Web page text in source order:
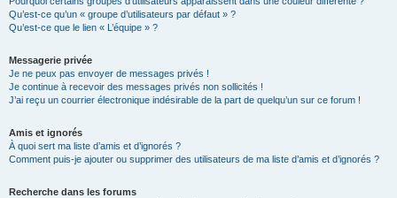
Qu’est-ce qu’un « groupe d’utilisateurs par défaut » ?
Qu’est-ce que le lien « L’équipe » ?
Messagerie privée
Je ne peux pas envoyer de messages privés !
Je continue à recevoir des messages privés non sollicités !
J’ai reçu un courrier électronique indésirable de la part de quelqu’un sur ce forum !
Amis et ignorés
À quoi sert ma liste d’amis et d’ignorés ?
Comment puis-je ajouter ou supprimer des utilisateurs de ma liste d’amis et d’ignorés ?
Recherche dans les forums